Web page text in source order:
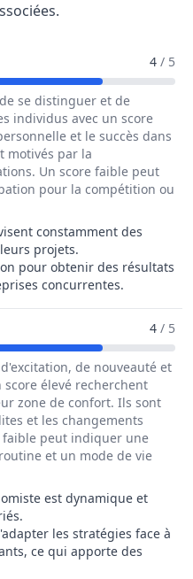
De Ingénieur / 4 / 5
se distinguer et de
individus avec un score
et le succès dans
motivés par la
Un score faible peut
pour la compétition ou
constamment des
projets.
pour obtenir des résultats
concurrentes.
De Ingénieur /4 / 5
de nouveauté et
élevé recherchent
zone de confort. Ils sont
et les changements
peut indiquer une
et un mode de vie
est dynamique et
les stratégies face à
ce qui apporte des